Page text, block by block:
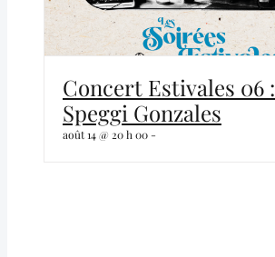
Concert Estivales 06 :
Speggi Gonzales
août 14 @ 20 h 00 -